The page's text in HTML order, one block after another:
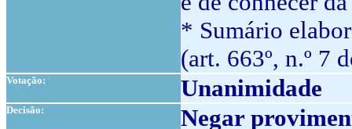
* Sumário
(art. 663º, n.º 7
Votação: Unanimidade
Decisão: Negar